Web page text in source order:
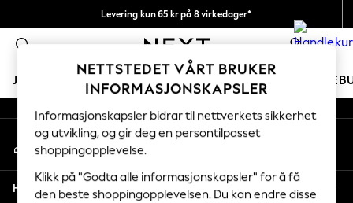
Levering kun 65 kr på 8 virkedager*
Vi betaler alle tollavgifter 0
JENTER GUTTER BABY KVINNER MENN
GIRLS
New In
50 - 92cm
98 - 110cm
116 - 134cm
An error occurred on client
Våre sosiale nettverk
Min konto
Logg inn på kontoen din
Hjelp
NETTSTEDET VÅRT BRUKER
INFORMASJONSKAPSLER
Informasjonskapsler bidrar til nettverkets sikkerhet
og utvikling, og gir deg en persontilpasset
shoppingopplevelse.
Klikk på "Godta alle informasjonskapsler" for å få
den beste shoppingopplevelsen. Du kan endre disse